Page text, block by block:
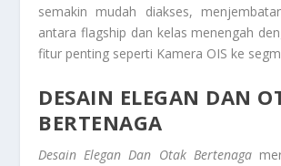
semakin mudah diakses,
antaraflagship dan kelas menengah
fitur penting seperti Kamera OIS ke
DESAIN ELEGAN DAN
BERTENAGA
Desain Elegan Dan Otak Bertenaga